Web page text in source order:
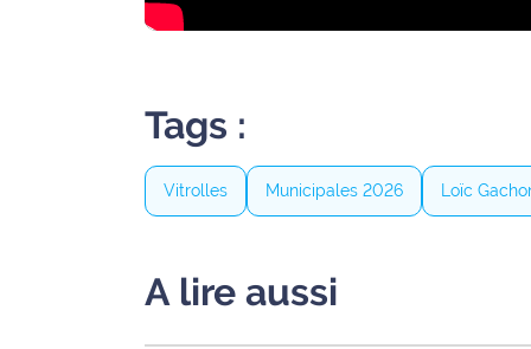
site maritima.fr
Tags :
Vitrolles Municipales 2026 Loïc
A lire aussi